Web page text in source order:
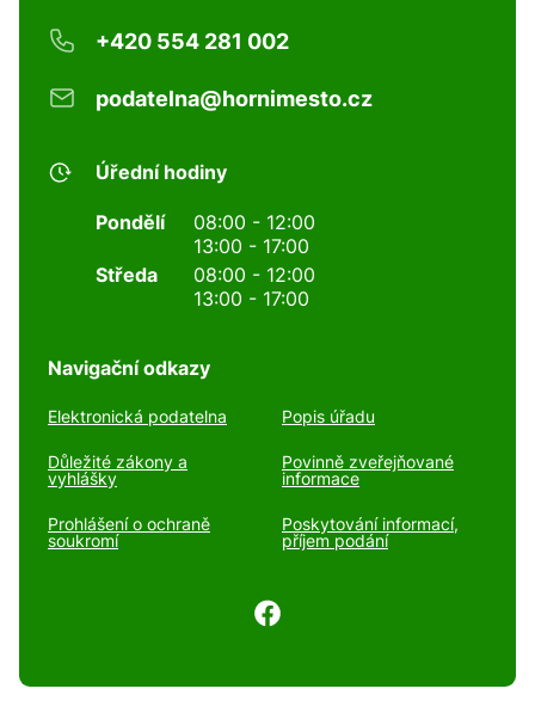
+420 554 281 002
podatelna@hornimesto.cz
Úřední hodiny
Pondělí
08:00 - 12:00
13:00 - 17:00
Středa
08:00 - 12:00
13:00 - 17:00
Navigační odkazy
Elektronická podatelna Popis úřadu
Důležité zákony a
vyhlášky
Povinně zveřejňované
informace
Prohlášení o ochraně
soukromí
Poskytování informací,
příjem podání